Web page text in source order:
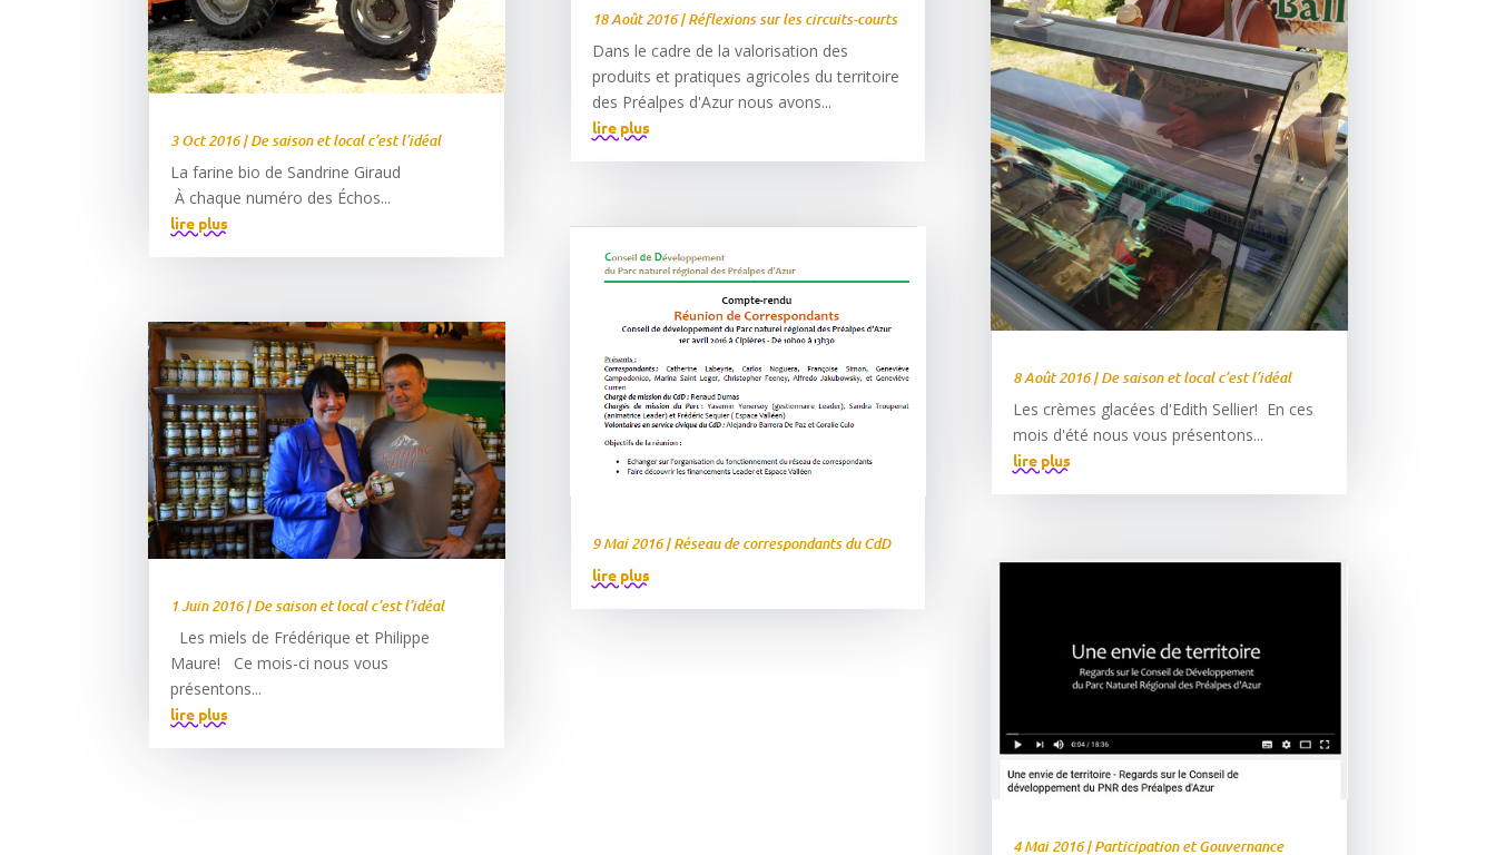
3 Oct 2016|De saison et local c’est l’idéal
La farine bio de Sandrine Giraud
À chaque numéro des Échos...
lire plus
1 Juin 2016|De saison et local c’est l’idéal
Les miels de Frédérique et Philippe
Maure! Ce mois-ci nous vous
présentons...
lire plus
18 Août 2016|Réflexions sur les circuits-courts
Dans le cadre de la valorisation des
produits et pratiques agricoles du territoire
des Préalpes d'Azur nous avons...
lire plus
9 Mai 2016|Réseau de correspondants du CdD
lire plus
8 Août 2016|De saison et local c’est l’idéal
Les crèmes glacées d'Edith Sellier! En ces
mois d'été nous vous présentons...
lire plus
4 Mai 2016|Participation et Gouvernance